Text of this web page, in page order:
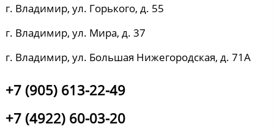
г. Владимир, ул. Горького, д. 55
г. Владимир, ул. Мира, д. 37
г. Владимир, ул. Большая Нижегородская, д. 71А
+7 (905) 613-22-49
+7 (4922) 60-03-20